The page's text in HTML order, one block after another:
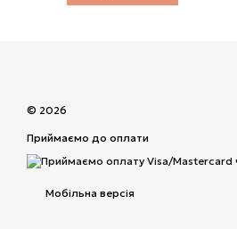
© 2026
Приймаємо до оплати
Мобільна версія